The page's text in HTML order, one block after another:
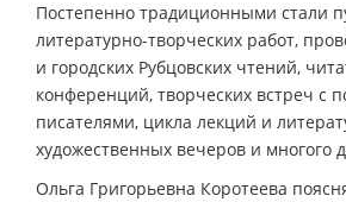
Постепенно традиционными стали
литературно-творческих работ,
и городских Рубцовских чтений,
конференций, творческих встреч с
писателями, цикла лекций и
художественных вечеров и многого
Ольга Григорьевна Коротеева